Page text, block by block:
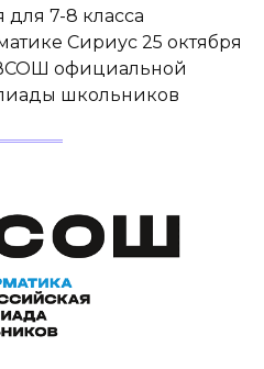
для 7-8 класса
Сириус 25 октября
официальной
школьников